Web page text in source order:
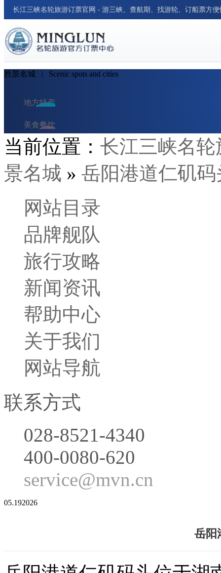
长江三峡名轮旅游订票官网 - 游三峡、查航期、找游轮、订船票方
胜景名城 | Scenic spots and cities
地方特产
美食餐饮
民俗风情
交通出行
旅行笔记
旅行小贴士
胜景名城
行程攻略
当前位置： 长江三峡名
景名城 » 岳阳港道仁矶
网站目录
品牌舰队
旅行攻略
新闻资讯
帮助中心
关于我们
网站导航
联系方式
028-8521-4340
400-0080-620
service@mvn.cn
05.192026
岳阳